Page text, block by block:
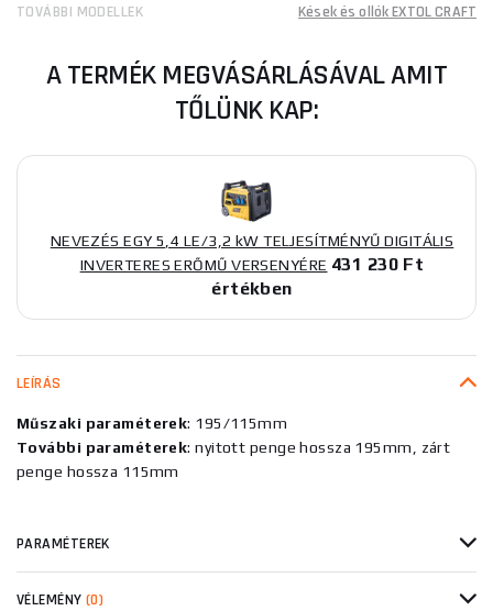
TOVÁBBI MODELLEK Kések és ollók EXTOL CRAFT
A TERMÉK MEGVÁSÁRLÁSÁVAL AMIT
TŐLÜNK KAP:
NEVEZÉS EGY 5,4 LE/3,2 kW TELJESÍTMÉNYŰ DIGITÁLIS
INVERTERES ERŐMŰ VERSENYÉRE 431 230 Ft
értékben
LEÍRÁS
Műszaki paraméterek: 195/115mm
További paraméterek: nyitott penge hossza 195mm, zárt
penge hossza 115mm
PARAMÉTEREK
VÉLEMÉNY (0)